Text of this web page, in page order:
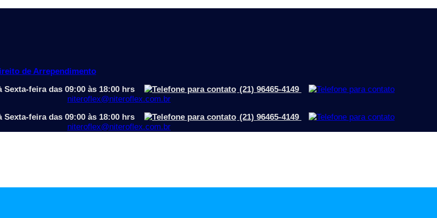
de Arrependimento
Sexta-feira das 09:00 às 18:00 hrs
(21) 96465-4149
niteroflex@niteroflex.com.br
Sexta-feira das 09:00 às 18:00 hrs
(21) 96465-4149
niteroflex@niteroflex.com.br